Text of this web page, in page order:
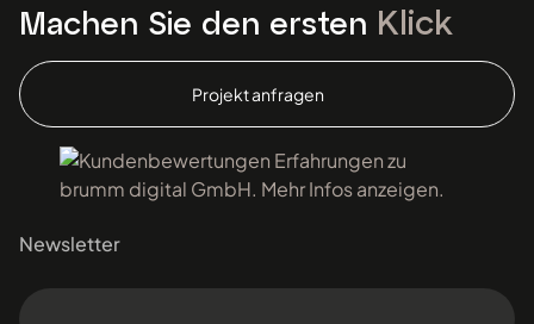
Machen Sie den ersten Klick
Projekt anfragen
Newsletter